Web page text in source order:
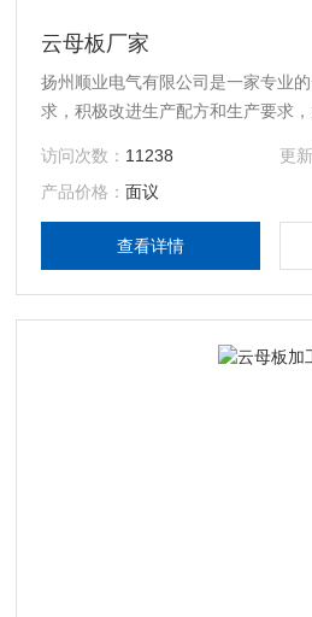
云母板厂家
扬州顺业电气有限公司是一家专业
求，积极改进生产配方和生产要求
访问次数： 11238 更
产品价格：面议
查看详情